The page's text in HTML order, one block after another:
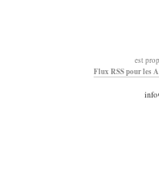
est
Flux RSS pour les